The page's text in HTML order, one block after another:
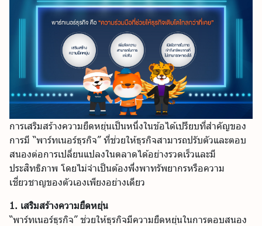
การเสริมสร้างความยืดหยุ่นเป็นหนึ่งในข้อได้เปรียบที่สำคัญของ
การมี “พาร์ทเนอร์ธุรกิจ” ที่ช่วยให้ธุรกิจสามารถปรับตัวและตอบ
สนองต่อการเปลี่ยนแปลงในตลาดได้อย่างรวดเร็วและมี
ประสิทธิภาพ โดยไม่จำเป็นต้องพึ่งพาทรัพยากรหรือความ
เชี่ยวชาญของตัวเองเพียงอย่างเดียว
1. เสริมสร้างความยืดหยุ่น
“พาร์ทเนอร์ธุรกิจ” ช่วยให้ธุรกิจมีความยืดหยุ่นในการตอบสนอง